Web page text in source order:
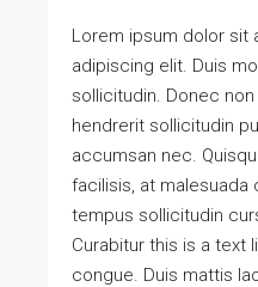
Lorem ipsum dolor sit
adipiscing elit. Duis
sollicitudin. Donec
hendrerit sollicitudin
accumsan nec.
facilisis, at malesuada
tempus sollicitudin
Curabitur this is a text
congue. Duis mattis